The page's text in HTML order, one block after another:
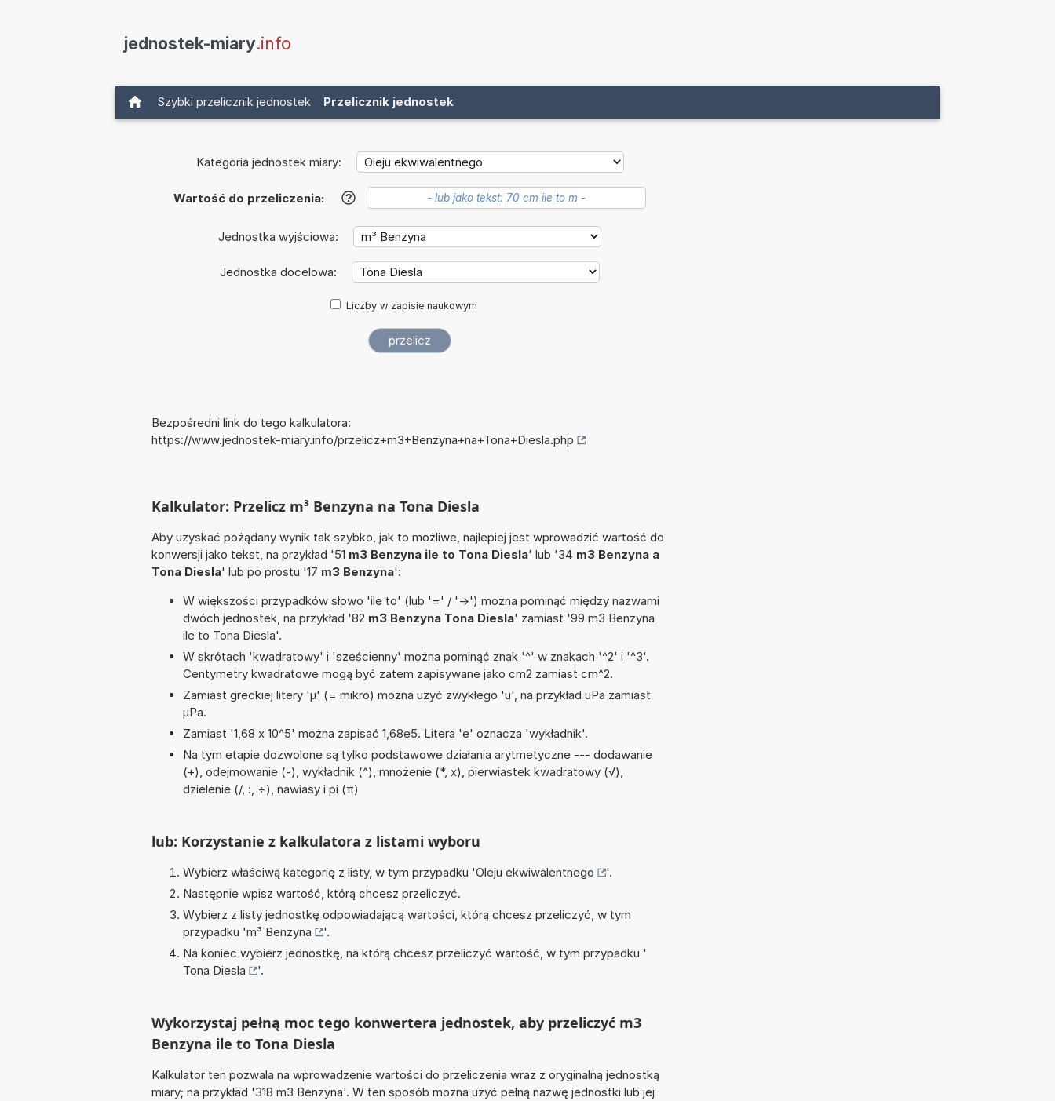
jednostek-miary.info
Szybki przelicznik jednostek Przelicznik jednostek
Kategoria jednostek miary:
Wartość do przeliczenia: ?
Jednostka wyjściowa:
Jednostka docelowa:
Liczby w zapisie naukowym
Bezpośredni link do tego kalkulatora:
https://www.jednostek-miary.info/przelicz+m3+Benzyna+na+Tona+Diesla.php
Kalkulator: Przelicz m³ Benzyna na Tona Diesla
Aby uzyskać pożądany wynik tak szybko, jak to możliwe, najlepiej jest wprowadzić wartość do
konwersji jako tekst, na przykład '51 m3 Benzyna ile to Tona Diesla' lub '34 m3 Benzyna a
Tona Diesla' lub po prostu '17 m3 Benzyna':
W większości przypadków słowo 'ile to' (lub '=' / '->') można pominąć między nazwami
dwóch jednostek, na przykład '82 m3 Benzyna Tona Diesla' zamiast '99 m3 Benzyna
ile to Tona Diesla'.
W skrótach 'kwadratowy' i 'sześcienny' można pominąć znak '^' w znakach '^2' i '^3'.
Centymetry kwadratowe mogą być zatem zapisywane jako cm2 zamiast cm^2.
Zamiast greckiej litery 'µ' (= mikro) można użyć zwykłego 'u', na przykład uPa zamiast
µPa.
Zamiast '1,68 x 10^5' można zapisać 1,68e5. Litera 'e' oznacza 'wykładnik'.
Na tym etapie dozwolone są tylko podstawowe działania arytmetyczne --- dodawanie
(+), odejmowanie (-), wykładnik (^), mnożenie (*, x), pierwiastek kwadratowy (√),
dzielenie (/, :, ÷), nawiasy i pi (π)
lub: Korzystanie z kalkulatora z listami wyboru
Wybierz właściwą kategorię z listy, w tym przypadku 'Oleju ekwiwalentnego
'.
Następnie wpisz wartość, którą chcesz przeliczyć.
Wybierz z listy jednostkę odpowiadającą wartości, którą chcesz przeliczyć, w tym
przypadku 'm³ Benzyna
'.
Na koniec wybierz jednostkę, na którą chcesz przeliczyć wartość, w tym przypadku '
Tona Diesla
'.
Wykorzystaj pełną moc tego konwertera jednostek, aby przeliczyć m3
Benzyna ile to Tona Diesla
Kalkulator ten pozwala na wprowadzenie wartości do przeliczenia wraz z oryginalną jednostką
miary; na przykład '318 m3 Benzyna'. W ten sposób można użyć pełną nazwę jednostki lub jej